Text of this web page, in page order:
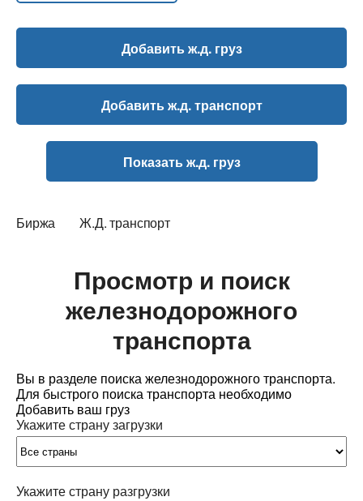
Добавить ж.д. груз
Добавить ж.д. транспорт
Показать ж.д. груз
Биржа Ж.Д. транспорт
Просмотр и поиск
железнодорожного
транспорта
Вы в разделе поиска железнодорожного транспорта.
Для быстрого поиска транспорта необходимо
Добавить ваш груз
Укажите страну загрузки
Укажите страну разгрузки